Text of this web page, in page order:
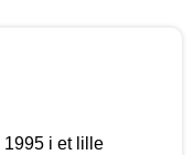
1995 i et lille